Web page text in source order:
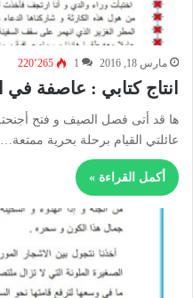
مارس 18, 2016 1 220٬265
انتاج كتابي : عاصفة في
ها قد أتى فصل الصيف و فتح
عائلتي القيام برحلة بحرية ممتعة…
أكمل القراءة »